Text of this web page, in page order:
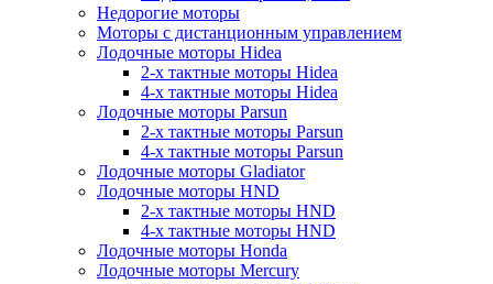
Недорогие моторы
Моторы с дистанционным управлением
Лодочные моторы Hidea
2-х тактные моторы Hidea
4-х тактные моторы Hidea
Лодочные моторы Parsun
2-х тактные моторы Parsun
4-х тактные моторы Parsun
Лодочные моторы Gladiator
Лодочные моторы HND
2-х тактные моторы HND
4-х тактные моторы HND
Лодочные моторы Honda
Лодочные моторы Mercury